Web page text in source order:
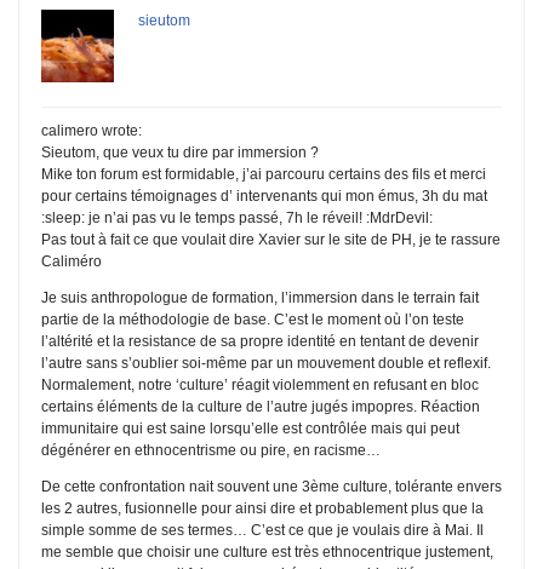
sieutom
calimero wrote:
Sieutom, que veux tu dire par immersion ?
Mike ton forum est formidable, j’ai parcouru certains des fils et merci
pour certains témoignages d’ intervenants qui mon émus, 3h du mat
:sleep: je n’ai pas vu le temps passé, 7h le réveil! :MdrDevil:
Pas tout à fait ce que voulait dire Xavier sur le site de PH, je te rassure
Caliméro
Je suis anthropologue de formation, l’immersion dans le terrain fait
partie de la méthodologie de base. C’est le moment où l’on teste
l’altérité et la resistance de sa propre identité en tentant de devenir
l’autre sans s’oublier soi-même par un mouvement double et reflexif.
Normalement, notre ‘culture’ réagit violemment en refusant en bloc
certains éléments de la culture de l’autre jugés impopres. Réaction
immunitaire qui est saine lorsqu’elle est contrôlée mais qui peut
dégénérer en ethnocentrisme ou pire, en racisme…
De cette confrontation nait souvent une 3ème culture, tolérante envers
les 2 autres, fusionnelle pour ainsi dire et probablement plus que la
simple somme de ses termes… C’est ce que je voulais dire à Mai. Il
me semble que choisir une culture est très ethnocentrique justement,